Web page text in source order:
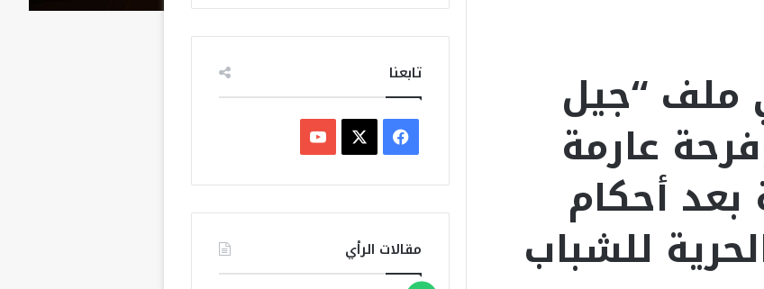
ملف “جيل
عارمة
بعد أحكام
للشباب
تابعنا
س
ب
o
مقالات الرأي